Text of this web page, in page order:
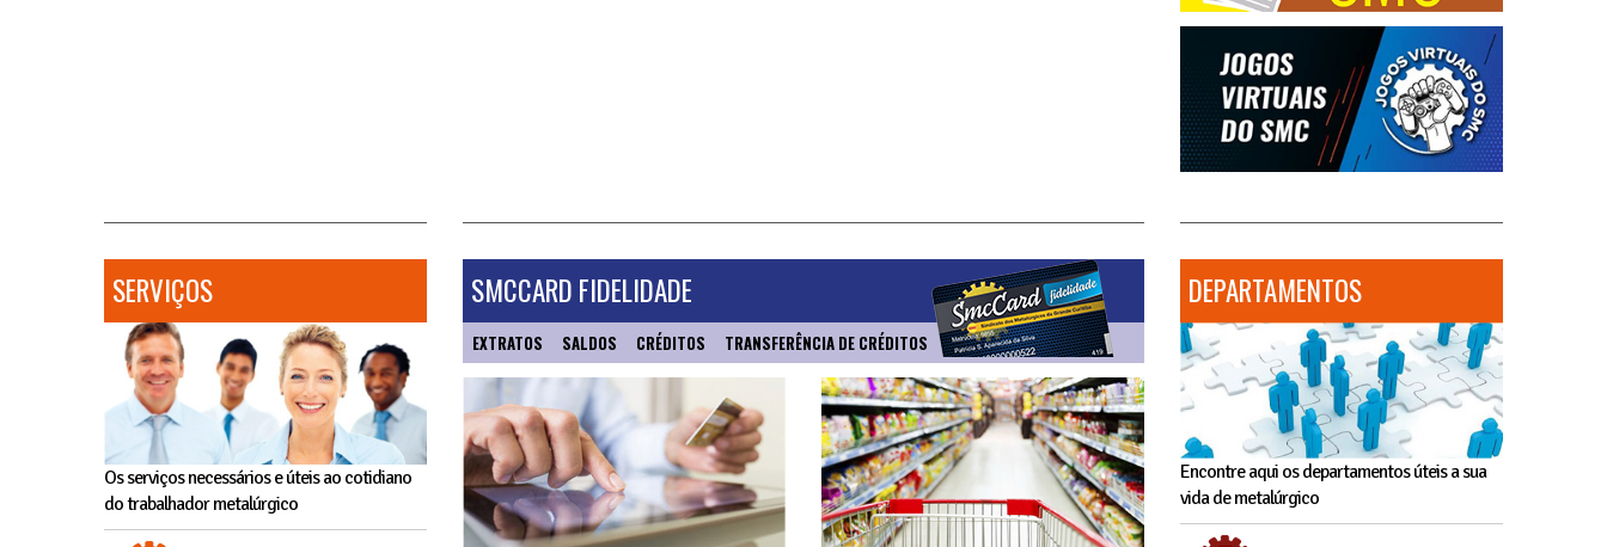
SERVIÇOS
Os serviços necessários e úteis ao cotidiano
do trabalhador metalúrgico
SMCCARD FIDELIDADE
EXTRATOS SALDOS CRÉDITOS TRANSFERÊNCIA DE CRÉDITOS
DEPARTAMENTOS
Encontre aqui os departamentos úteis a sua
vida de metalúrgico